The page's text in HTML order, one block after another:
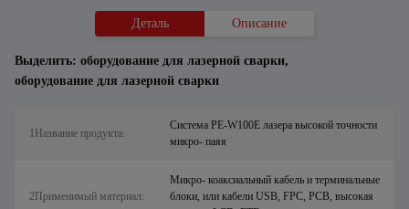
Деталь Описание
Выделить: оборудование для лазерной сварки,
оборудование для лазерной сварки
1Название продукта:
Система PE-W100E лазера высокой точности
микро- паяя
2Применимый материал:
Микро- коаксиальный кабель и терминальные
блоки, или кабели USB, FPC, PCB, высокая